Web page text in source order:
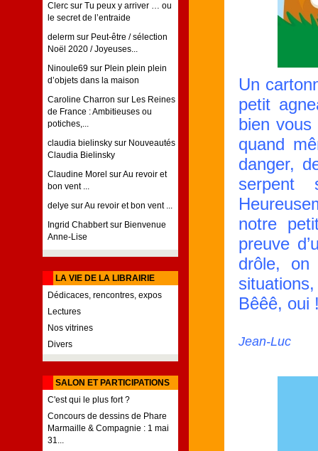
Clerc sur Tu peux y arriver … ou
le secret de l’entraide
delerm sur Peut-être / sélection
Noël 2020 / Joyeuses...
Ninoule69 sur Plein plein plein
d’objets dans la maison
Caroline Charron sur Les Reines
de France : Ambitieuses ou
potiches,...
claudia bielinsky sur Nouveautés
Claudia Bielinsky
Claudine Morel surAu revoir et
bon vent ...
delye surAu revoir et bon vent ...
Ingrid Chabbertsur Bienvenue
Anne-Lise
LA VIE DE LA LIBRAIRIE
Dédicaces, rencontres, expos
Lectures
Nos vitrines
Divers
SALON ET PARTICIPATIONS
C'est qui le plus fort ?
Concours de dessins de Phare
Marmaille & Compagnie : 1 mai
31...
Un
petit
bien vous
quand
danger,
notre
preuve
drôle, on
Bêêê, oui
Jean-Luc